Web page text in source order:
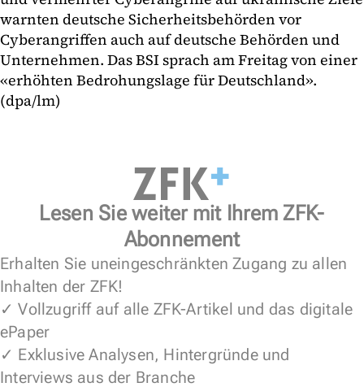
warnten deutsche Sicherheitsbehörden vor
Cyberangriffen auch auf deutsche Behörden und
Unternehmen. Das BSI sprach am Freitag von einer
«erhöhten Bedrohungslage für Deutschland».
(dpa/lm)
Lesen Sie weiter mit Ihrem ZFK-
Abonnement
Erhalten Sie uneingeschränkten Zugang zu allen
Inhalten der ZFK!
✓ Vollzugriff auf alle ZFK-Artikel und das digitale
ePaper
✓ Exklusive Analysen, Hintergründe und
Interviews aus der Branche